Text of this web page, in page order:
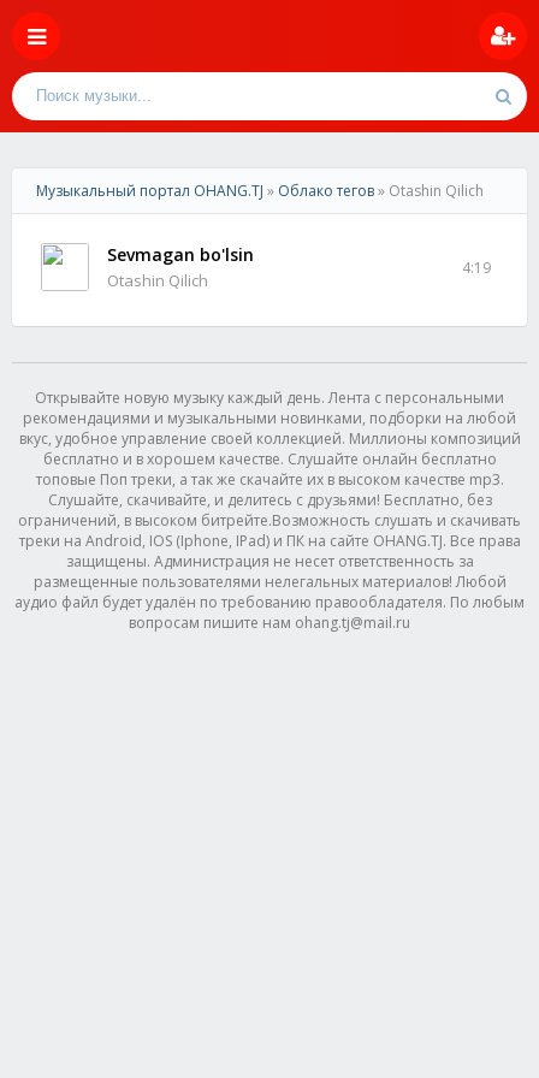
Музыкальный портал OHANG.TJ » Облако тегов» Otashin Qilich
Sevmagan bo'lsin
Otashin Qilich
4:19
Открывайте новую музыку каждый день. Лента с персональными
рекомендациями и музыкальными новинками, подборки на любой
вкус, удобное управление своей коллекцией. Миллионы композиций
бесплатно и в хорошем качестве. Слушайте онлайн бесплатно
топовые Поп треки, а так же скачайте их в высоком качестве mp3.
Слушайте, скачивайте, и делитесь с друзьями! Бесплатно, без
ограничений, в высоком битрейте.Возможность слушать и скачивать
треки на Android, IOS (Iphone, IPad) и ПК на сайте OHANG.TJ. Все права
защищены. Администрация не несет ответственность за
размещенные пользователями нелегальных материалов! Любой
аудио файл будет удалён по требованию правообладателя. По любым
вопросам пишите нам ohang.tj@mail.ru